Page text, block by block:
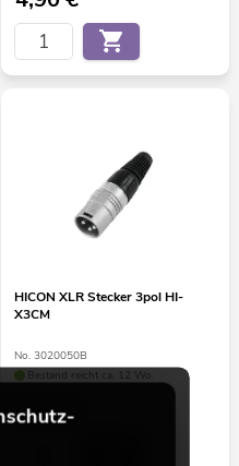
HICON XLR Stecker 3pol HI-
X3CM
No. 3020050B
Bestand reicht ca. 12 Wo.
3,90€